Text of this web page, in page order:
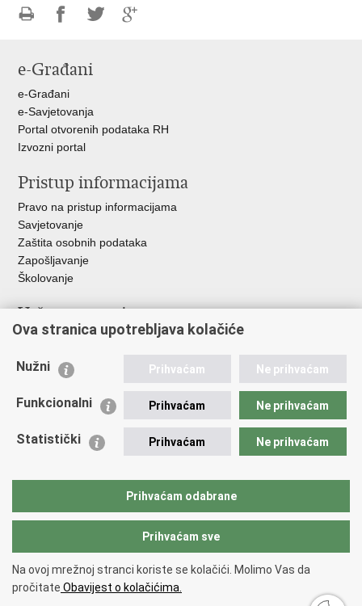
FacebookuTwitteru
e-Građani
e-Građani
e-Savjetovanja
Portal otvorenih podataka RH
Izvozni portal
Pristup informacijama
Pravo na pristup informacijama
Savjetovanje
Zaštita osobnih podataka
Zapošljavanje
Školovanje
Važne poveznice
Ministarstvo unutarnjih poslova
Udruge
Policijska akademija
Zaklada policijske solidarnosti
Vučetić"
Copyright © 2026 Policijska uprava šibensko-kninska.
Izjava o pristupačnosti.
Ova stranica upotrebljava kolačiće
Nužni Prihvaćam Ne prihvaćam
Funkcionalni Prihvaćam Ne prihvaćam
Statistički Prihvaćam Ne prihvaćam
Prihvaćam odabrane
Prihvaćam sve
Na ovoj mrežnoj stranci koriste se kolačići. Molimo Vas da
pročitate Obavijest o kolačićima.